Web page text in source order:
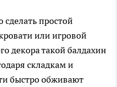
простой
или игровой
декора такой балдахин
складкам и
быстро обживают